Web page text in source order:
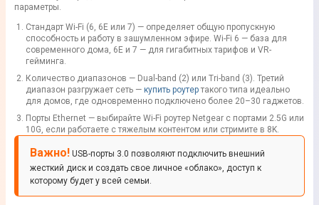
параметры.
Стандарт Wi-Fi (6, 6E или 7) — определяет общую пропускную
способность и работу в зашумленном эфире. Wi-Fi 6 — база для
современного дома, 6E и 7 — для гигабитных тарифов и VR-
гейминга.
Количество диапазонов — Dual-band (2) или Tri-band (3). Третий
диапазон разгружает сеть — купить роутертакого типа идеально
для домов, где одновременно подключено более 20–30 гаджетов.
Порты Ethernet — выбирайте Wi-Fi роутер Netgear с портами 2.5G или
10G, если работаете с тяжелым контентом или стримите в 8K.
Важно! USB-порты 3.0 позволяют подключить внешний
жесткий диск и создать свое личное «облако», доступ к
которому будет у всей семьи.